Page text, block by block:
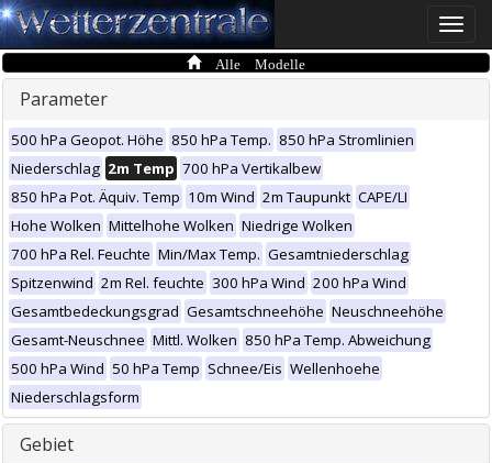
Toggle
Alle Modelle
Parameter
500 hPa Geopot. Höhe 850 hPa Temp. 850 hPa Stromlinien
Niederschlag 2m Temp 700 hPa Vertikalbew
850 hPa Pot. Äquiv. Temp 10m Wind 2m Taupunkt CAPE/LI
Hohe Wolken Mittelhohe Wolken Niedrige Wolken
700 hPa Rel. Feuchte Min/Max Temp. Gesamtniederschlag
Spitzenwind 2m Rel. feuchte 300 hPa Wind 200 hPa Wind
Gesamtbedeckungsgrad Gesamtschneehöhe Neuschneehöhe
Gesamt-Neuschnee Mittl. Wolken 850 hPa Temp. Abweichung
500 hPa Wind 50 hPa Temp Schnee/Eis Wellenhoehe
Niederschlagsform
Gebiet